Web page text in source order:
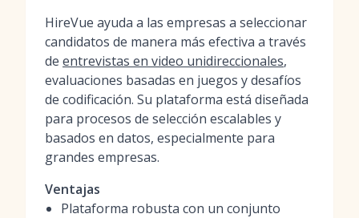
HireVue ayuda a las empresas a seleccionar
candidatos de manera más efectiva a través
de entrevistas en video unidireccionales,
evaluaciones basadas en juegos y desafíos
de codificación. Su plataforma está diseñada
para procesos de selección escalables y
basados en datos, especialmente para
grandes empresas.
Ventajas
Plataforma robusta con un conjunto